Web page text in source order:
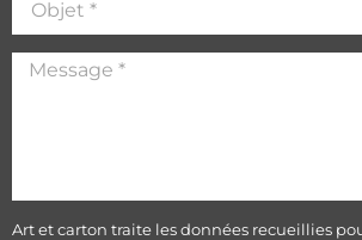
Art et carton traite les données recueillies